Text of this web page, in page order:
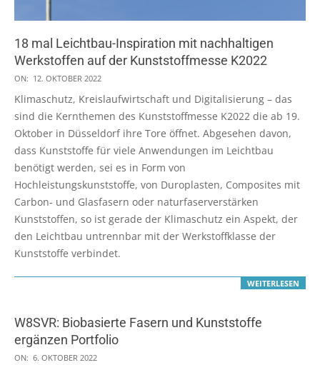
18 mal Leichtbau-Inspiration mit nachhaltigen
Werkstoffen auf der Kunststoffmesse K2022
2022-
10-
12
ON: 12. OKTOBER 2022
Klimaschutz, Kreislaufwirtschaft und Digitalisierung – das
sind die Kernthemen des Kunststoffmesse K2022 die ab 19.
Oktober in Düsseldorf ihre Tore öffnet. Abgesehen davon,
dass Kunststoffe für viele Anwendungen im Leichtbau
benötigt werden, sei es in Form von
Hochleistungskunststoffe, von Duroplasten, Composites mit
Carbon- und Glasfasern oder naturfaserverstärken
Kunststoffen, so ist gerade der Klimaschutz ein Aspekt, der
den Leichtbau untrennbar mit der Werkstoffklasse der
Kunststoffe verbindet.
WEITERLESEN
W8SVR: Biobasierte Fasern und Kunststoffe
ergänzen Portfolio
2022-
ON: 6. OKTOBER 2022